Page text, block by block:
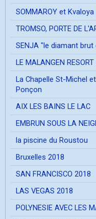
SOMMAROY et Kvaloya
TROMSO, PORTE DE
SENJA "le diamant brut
LE MALANGEN
La Chapelle St-Michel
Ponçon
AIX LES BAINS LE LAC
EMBRUN SOUS LA
la piscine du Roustou
Bruxelles 2018
SAN FRANCISCO 2018
LAS VEGAS 2018
POLYNESIE AVEC LES